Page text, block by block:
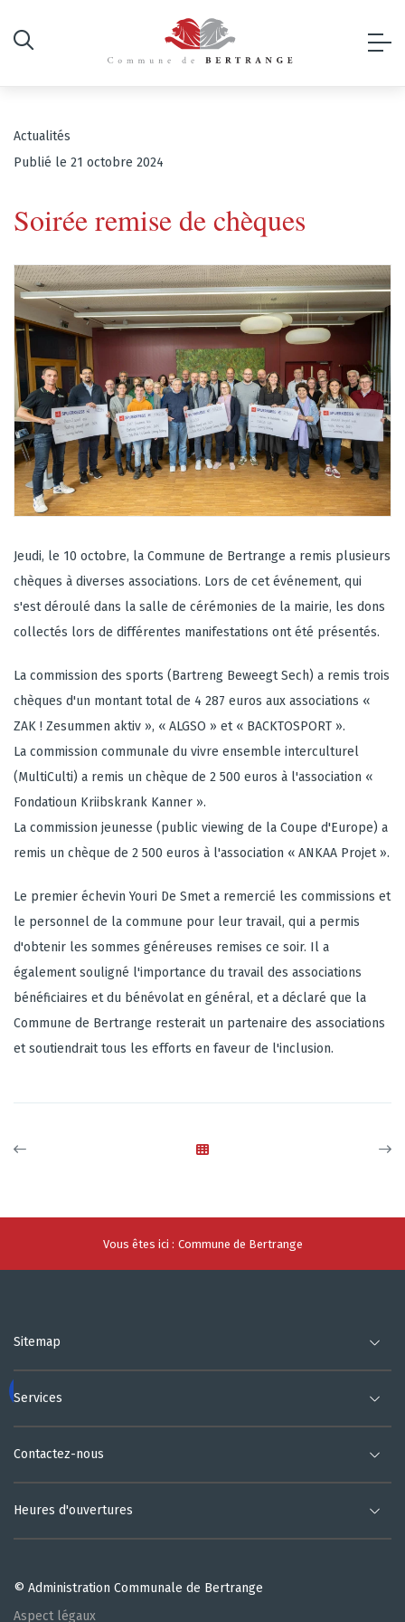
Actualités
Publié le 21 octobre 2024
Soirée remise de chèques
Jeudi, le 10 octobre, la Commune de Bertrange a remis plusieurs
chèques à diverses associations. Lors de cet événement, qui
s'est déroulé dans la salle de cérémonies de la mairie, les dons
collectés lors de différentes manifestations ont été présentés.
La commission des sports (Bartreng Beweegt Sech) a remis trois
chèques d'un montant total de 4 287 euros aux associations «
ZAK ! Zesummen aktiv », « ALGSO » et « BACKTOSPORT ».
La commission communale du vivre ensemble interculturel
(MultiCulti) a remis un chèque de 2 500 euros à l'association «
Fondatioun Kriibskrank Kanner ».
La commission jeunesse (public viewing de la Coupe d'Europe) a
remis un chèque de 2 500 euros à l'association « ANKAA Projet ».
Le premier échevin Youri De Smet a remercié les commissions et
le personnel de la commune pour leur travail, qui a permis
d'obtenir les sommes généreuses remises ce soir. Il a
également souligné l'importance du travail des associations
bénéficiaires et du bénévolat en général, et a déclaré que la
Commune de Bertrange resterait un partenaire des associations
et soutiendrait tous les efforts en faveur de l'inclusion.
Vous êtes ici : Commune de Bertrange
Sitemap
Services
Contactez-nous
Heures d'ouvertures
© Administration Communale de Bertrange
Aspect légaux